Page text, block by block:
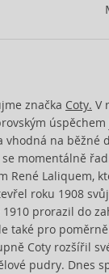
značka Coty. V
vhodná na běžné
momentálně
René Laliquem,
roku 1908
prorazil do
také pro
Coty rozšířil
pudry. Dnes